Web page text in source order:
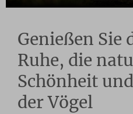
Genießen Sie
Ruhe, die
Schönheit
der Vögel